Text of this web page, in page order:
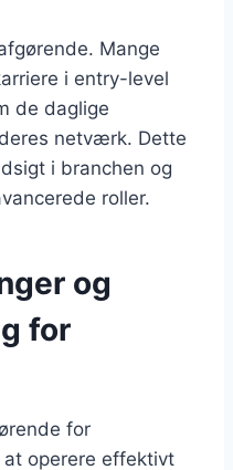
Mange
i entry-level
de daglige
netværk. Dette
i branchen og
roller.
og
for
for
operere effektivt